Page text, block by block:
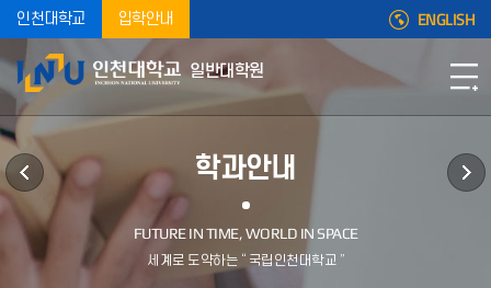
인천대학교 입학안내 ENGLISH
일반대학원
학과안내